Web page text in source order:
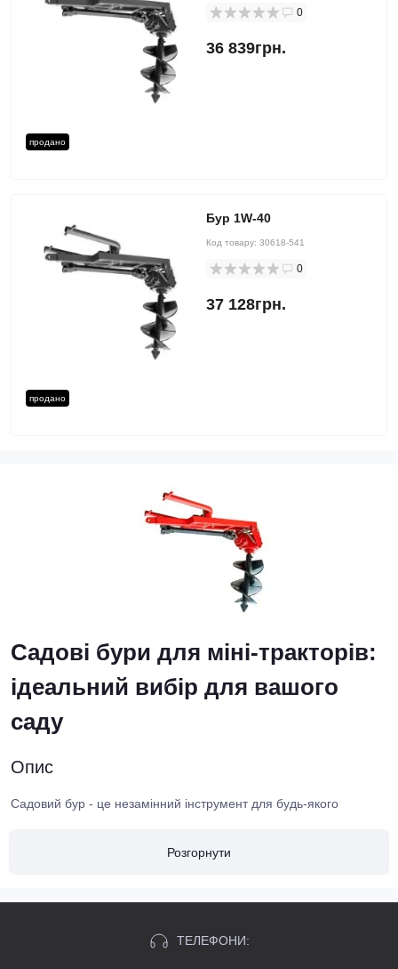
продано
0
36 839грн.
продано
Бур 1W-40
Код товару: 30618-541
0
37 128грн.
Садові бури для міні-тракторів:
ідеальний вибір для вашого
саду
Опис
Садовий бур - це незамінний інструмент для будь-якого
поливу, висаджувати рослини і навіть викопувати ями для
досягнення мрій про досконалий сад.
Розгорнути
ТЕЛЕФОНИ: